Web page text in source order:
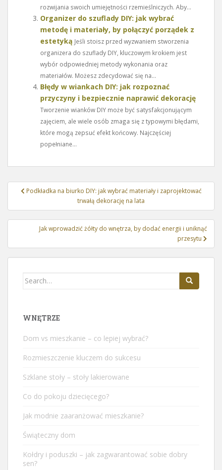
rozwijania swoich umiejętności rzemieślniczych. Aby...
Organizer do szuflady DIY: jak wybrać
metodę i materiały, by połączyć porządek z
estetyką Jeśli stoisz przed wyzwaniem stworzenia
organizera do szuflady DIY, kluczowym krokiem jest
wybór odpowiedniej metody wykonania oraz
materiałów. Możesz zdecydować się na...
Błędy w wiankach DIY: jak rozpoznać
przyczyny i bezpiecznie naprawić dekorację
Tworzenie wianków DIY może być satysfakcjonującym
zajęciem, ale wiele osób zmaga się z typowymi błędami,
które mogą zepsuć efekt końcowy. Najczęściej
popełniane...
Nawigacja
Podkładka na biurko DIY: jak wybrać materiały i zaprojektować
trwałą dekorację na lata
Jak wprowadzić żółty do wnętrza, by dodać energii i uniknąć
przesytu
Search
WNĘTRZE
Dom vs mieszkanie – co lepiej wybrać?
Rozmieszczenie kluczem do sukcesu
Szklane stoły – stoły lakierowane
Co do pokoju dziecięcego?
Jak modnie zaaranżować mieszkanie?
Świąteczny dom
Kołdry i poduszki – jak zagwarantować sobie dobry
sen?